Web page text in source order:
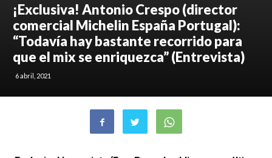
¡Exclusiva! Antonio Crespo (director
comercial Michelin España Portugal):
“Todavía hay bastante recorrido para
que el mix se enriquezca” (Entrevista)
6 abril, 2021